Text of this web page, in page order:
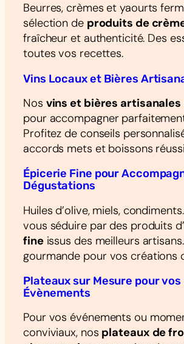
Beurres, crèmes et yaourts
sélection de produits de
fraîcheur et authenticité. Des
toutes vos recettes.
Vins Locaux et Bières
Nos vins et bières artisanales
pour accompagner
Profitez de conseils
accords mets et boissons
Épicerie Fine pour
Dégustations
Huiles d’olive, miels,
vous séduire par des produits d’
fineissus des meilleurs
gourmande pour vos créations
Plateaux sur Mesure pour vos
Évènements
Pour vos événements ou
conviviaux, nos plateaux de